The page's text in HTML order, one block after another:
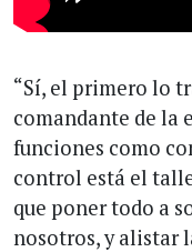
“Sí, el primero lo
comandante de la
funciones como
control está el
que poner todo a
nosotros, y alistar